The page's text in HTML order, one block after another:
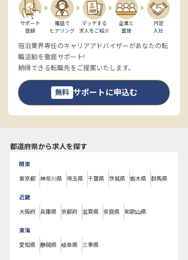
サポート
登録
電話で
ヒアリング
マッチする
求人をご紹介
企業と
面接
内定
入社
宿泊業界専任のキャリアアドバイザーがあなたの転
職活動を徹底サポート!
納得できる転職先をご提案いたします。
無料 サポートに申込む
都道府県から求人を探す
関東
東京都 神奈川県 埼玉県 千葉県 茨城県 栃木県 群馬県
近畿
大阪府 兵庫県 京都府 滋賀県 奈良県 和歌山県
東海
愛知県 静岡県 岐阜県 三重県